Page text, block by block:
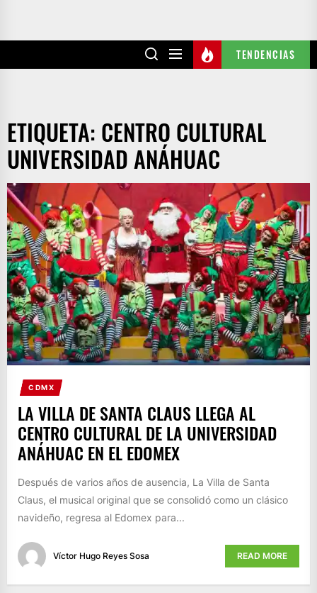
TENDENCIAS
ETIQUETA: CENTRO CULTURAL
UNIVERSIDAD ANÁHUAC
CDMX
LA VILLA DE SANTA CLAUS LLEGA AL
CENTRO CULTURAL DE LA UNIVERSIDAD
ANÁHUAC EN EL EDOMEX
Después de varios años de ausencia, La Villa de Santa
Claus, el musical original que se consolidó como un clásico
navideño, regresa al Edomex para...
Víctor Hugo Reyes Sosa READ MORE